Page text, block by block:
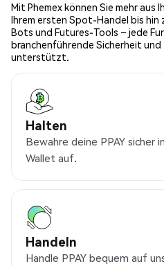
Mit Phemex können Sie mehr aus
Ihrem ersten Spot-Handel bis
Bots und Futures-Tools – jede
branchenführende Sicherheit
unterstützt.
Halten
Bewahre deine PPAY sicher
Wallet auf.
Handeln
Handle PPAY bequem auf